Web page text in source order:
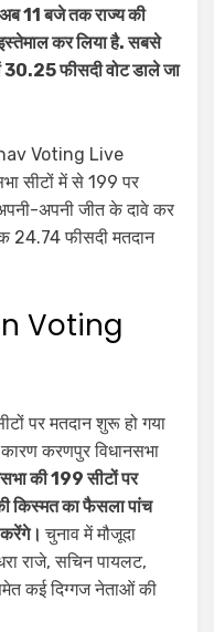
11 बजे तक राज्य की
कर लिया है. सबसे
30.25 फीसदी वोट डाले जा
Voting Live
सीटों में से 199 पर
अपनी जीत के दावे कर
24.74 फीसदी मतदान
Voting
पर मतदान शुरू हो गया
करणपुर विधानसभा
की 199 सीटों पर
किस्‍मत का फैसला पांच
करेंगे।चुनाव में मौजूदा
राजे, सचिन पायलट,
कई दिग्गज नेताओं की